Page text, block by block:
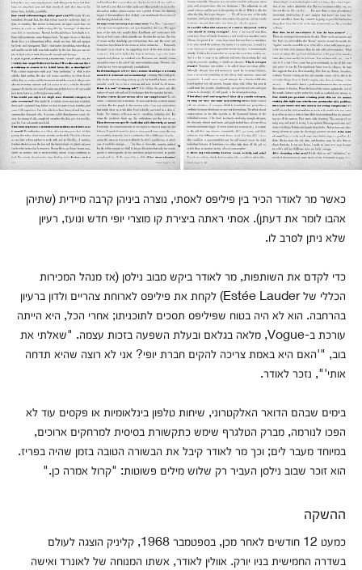
כאשר מר לאודר הכיר בין פיליפס לאסתי, נוצרה ביניהן קרבה מיידית (שתיהן
אהבו לומר את דעתן). אסתי ראתה ביצירת קו מוצרי יופי חדש ונועז, רעיון
שלא ניתן לסרב לו.
כדי לקדם את השותפות, מר לאודר ביקש מבוב נילסן (אז מנהל המכירות
הכללי של Estée Lauder) לקחת את פיליפס לארוחת צהריים ולדון ברעיון
בהרחבה. הוא לא היה בטוח שפיליפס תסכים לתוכניתו; אחרי הכל, היא הייתה
עורכת ב-Vogue, מלאה בגלאם ובעלת השפעה בזכות עצמה. "שאלתי את
בוב, "'האם היא באמת צריכה להקים חברת יופי? אני לא רוצה שהיא תדחה
אותי'", נזכר לאודר.
בימים שבהם הדואר האלקטרוני, שיחות טלפון בינלאומיות או פקסים עוד לא
הפכו לנורמה, מברק הטלגרף שימש כתקשורת בסיסית למרחקים ארוכים,
במיוחד מעבר לים; וכך מר לאודר קיבל את הבשורה הטובה בזמן שהיה בפריז.
הוא זוכר שבוב נילסן העביר רק שלוש מילים פשוטות: "קרול אמרה כן."
ההשקה
כמעט 12 חודשים לאחר מכן, בספטמבר 1968, קליניק הוצגה לעולם
בשדרה החמישית בניו יורק. אוולין לאודר, אשתו המנוחה של לאונרד ואישה